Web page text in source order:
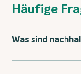
Häufige
Was sind